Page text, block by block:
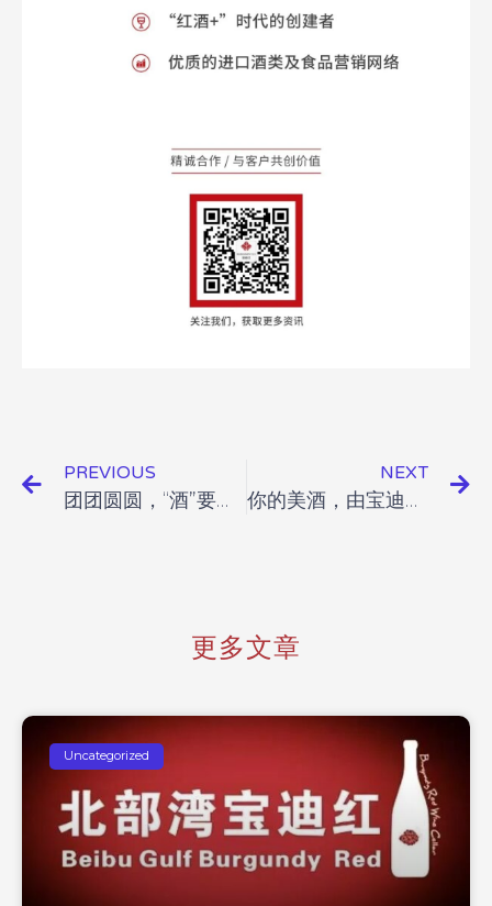
PREVIOUS
团团圆圆，“酒”要在一起
NEXT
你的美酒，由宝迪红来守护
更多文章
Uncategorized